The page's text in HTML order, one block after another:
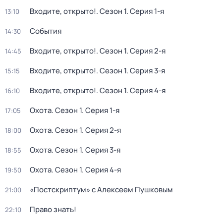
13:10 Входите, открыто!. Сезон 1. Серия 1-я
14:30 События
14:45 Входите, открыто!. Сезон 1. Серия 2-я
15:15 Входите, открыто!. Сезон 1. Серия 3-я
16:10 Входите, открыто!. Сезон 1. Серия 4-я
17:05 Охота. Сезон 1. Серия 1-я
18:00 Охота. Сезон 1. Серия 2-я
18:55 Охота. Сезон 1. Серия 3-я
19:50 Охота. Сезон 1. Серия 4-я
21:00 «Постскриптум» с Алексеем Пушковым
22:10 Право знать!